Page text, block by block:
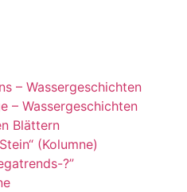
– Wassergeschichten
– Wassergeschichten
Blättern
(Kolumne)
?”